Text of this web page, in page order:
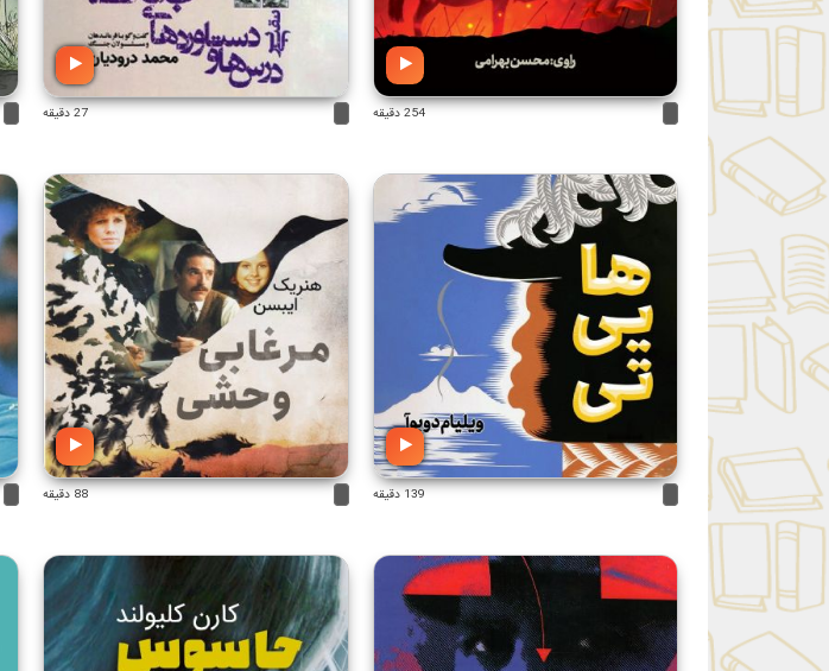
254 دقیقه 27 دقیقه
139 دقیقه 88 دقیقه